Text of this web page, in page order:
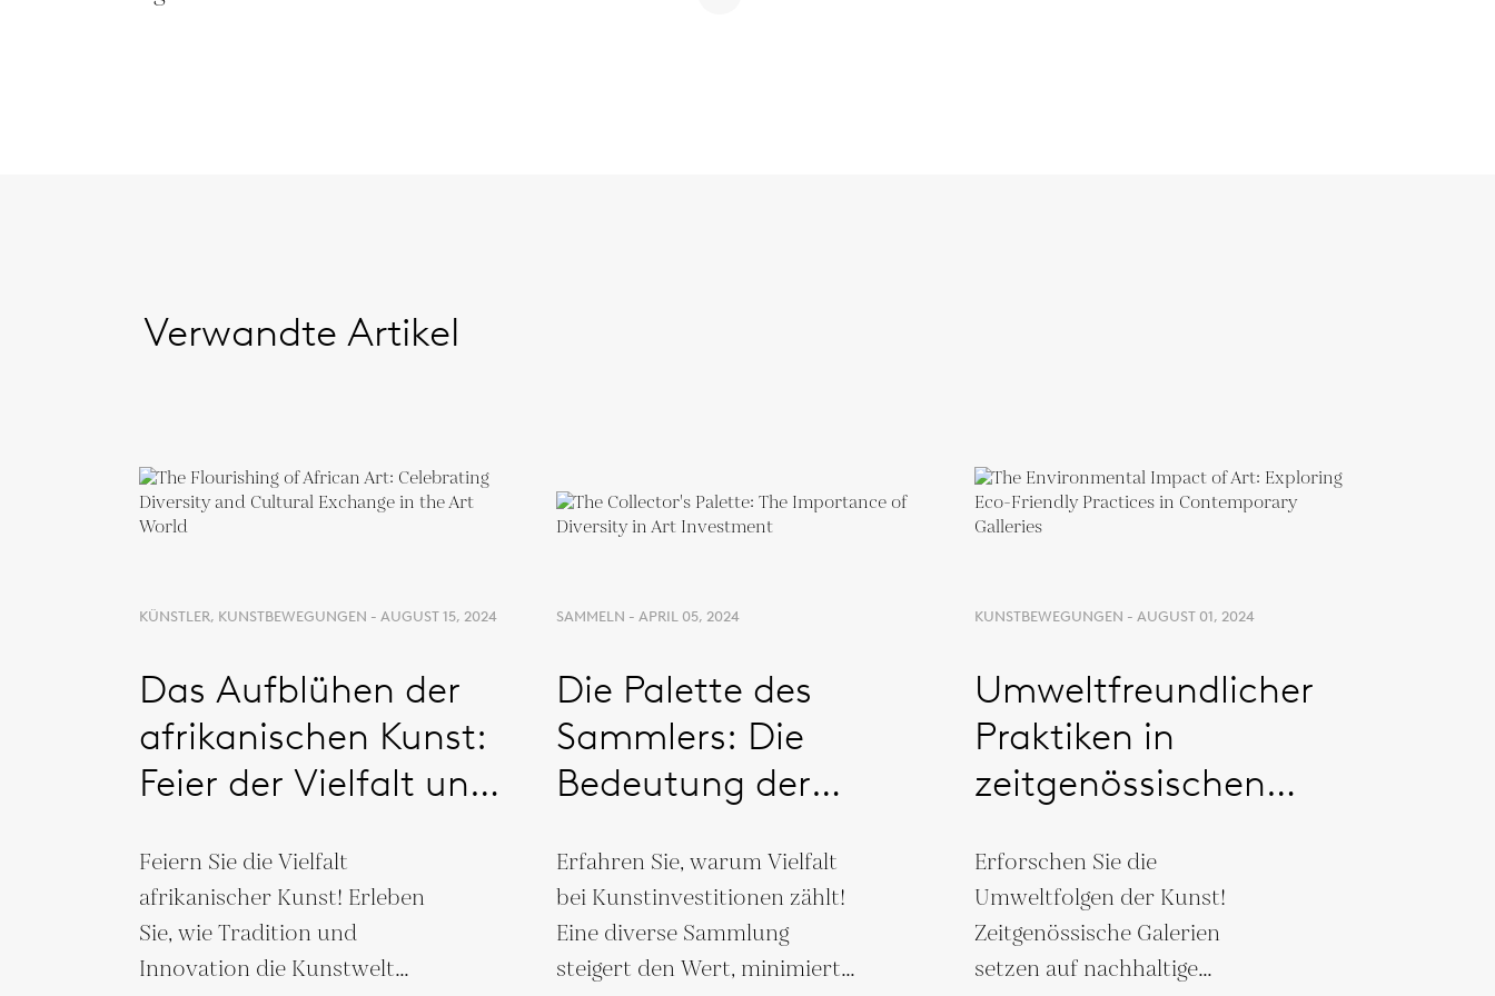
Verwandte Artikel
KÜNSTLER, KUNSTBEWEGUNGEN - AUGUST 15, 2024
Das Aufblühen der
afrikanischen Kunst:
Feier der Vielfalt und
Austauschs in der
Kunstwelt
Feiern Sie die Vielfalt
afrikanischer Kunst! Erleben
Sie, wie Tradition und
Innovation die Kunstwelt
SAMMELN - APRIL 05, 2024
Die Palette des
Sammlers: Die
Bedeutung der
Kunstinvestitionen
Erfahren Sie, warum Vielfalt
bei Kunstinvestitionen zählt!
Eine diverse Sammlung
steigert den Wert, minimiert
KUNSTBEWEGUNGEN - AUGUST 01, 2024
Umweltfreundlicher
Praktiken in
zeitgenössischen
Erforschen Sie die
Umweltfolgen der Kunst!
Zeitgenössische Galerien
setzen auf nachhaltige